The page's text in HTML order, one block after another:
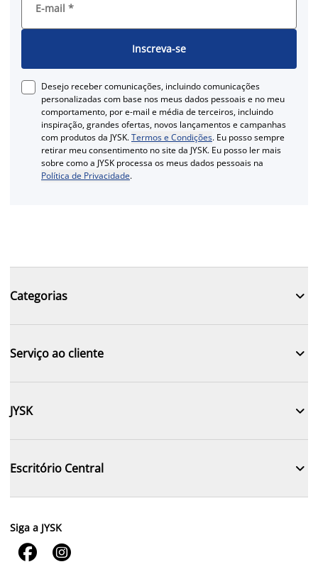
E-mail *
Inscreva-se
Desejo receber comunicações, incluindo comunicações
personalizadas com base nos meus dados pessoais e no meu
comportamento, por e-mail e média de terceiros, incluindo
inspiração, grandes ofertas, novos lançamentos e campanhas
com produtos da JYSK.Termos e Condições. Eu posso sempre
retirar meu consentimento no site da JYSK. Eu posso ler mais
sobre como a JYSK processa os meus dados pessoais na
Política de Privacidade.
Categorias 
Serviço ao cliente 
JYSK 
Escritório Central 
Siga a JYSK
 